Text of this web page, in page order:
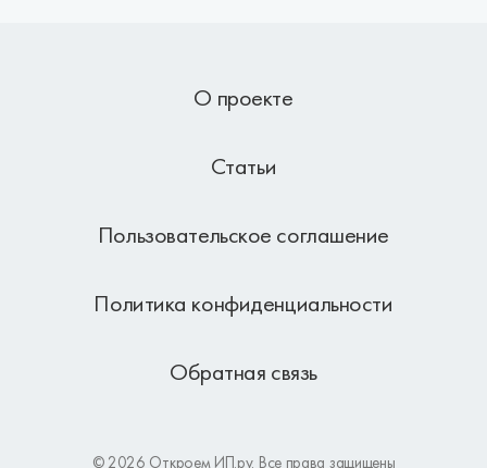
О проекте
Статьи
Пользовательское соглашение
Политика конфиденциальности
Обратная связь
© 2026 Откроем ИП.ру. Все права защищены